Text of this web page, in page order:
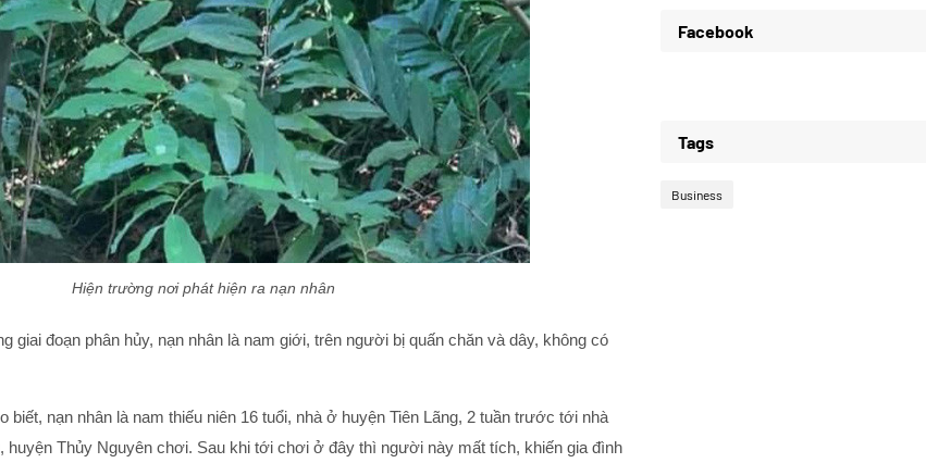
Hiện trường nơi phát hiện ra nạn nhân
giai đoạn phân hủy, nạn nhân là nam giới, trên người bị quấn chăn và dây, không có
biết, nạn nhân là nam thiếu niên 16 tuổi, nhà ở huyện Tiên Lãng, 2 tuần trước tới nhà
Thủy Nguyên chơi. Sau khi tới chơi ở đây thì người này mất tích, khiến gia đình
Facebook
Tags
Business